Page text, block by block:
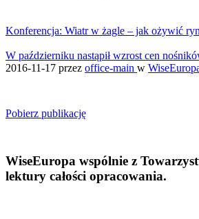
Konferencja: Wiatr w żagle – jak ożywić
W październiku nastąpił wzrost cen
2016-11-17 przez office-main w
Pobierz publikację
WiseEuropa wspólnie z
lektury całości opracowania.